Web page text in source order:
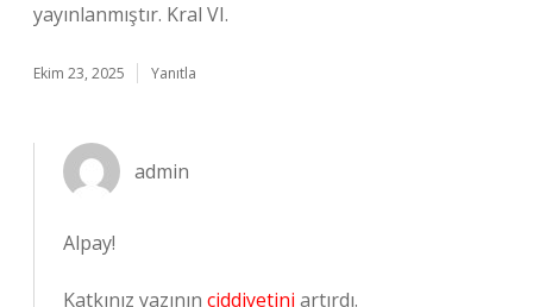
yayınlanmıştır. Kral VI.
Ekim 23, 2025 Yanıtla
admin
Alpay!
Katkınız yazının ciddiyetini artırdı.